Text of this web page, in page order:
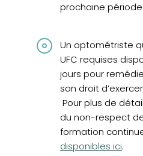
prochaine période
Un optométriste
UFC requises
jours pour
son droit
Pour plus de
du non-respect
formation
disponibles ici.